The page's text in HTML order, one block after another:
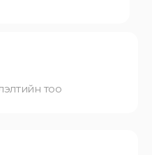
тоо